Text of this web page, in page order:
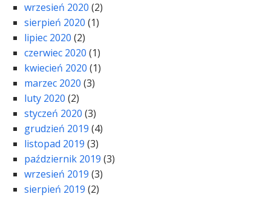
wrzesień 2020 (2)
sierpień 2020 (1)
lipiec 2020 (2)
czerwiec 2020 (1)
kwiecień 2020 (1)
marzec 2020 (3)
luty 2020 (2)
styczeń 2020 (3)
grudzień 2019 (4)
listopad 2019 (3)
październik 2019 (3)
wrzesień 2019 (3)
sierpień 2019 (2)